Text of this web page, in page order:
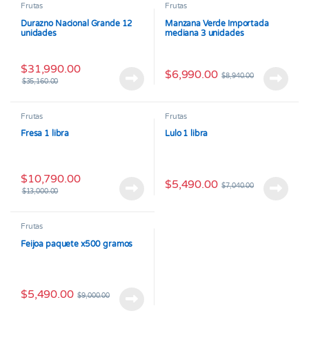
Frutas
Durazno Nacional Grande 12
unidades
$31,990.00
$35,160.00
Frutas
Manzana Verde Importada
mediana 3 unidades
$6,990.00 $8,940.00
Frutas
Fresa 1 libra
$10,790.00
$13,000.00
Frutas
Lulo 1 libra
$5,490.00 $7,040.00
Frutas
Feijoa paquete x500 gramos
$5,490.00 $9,000.00